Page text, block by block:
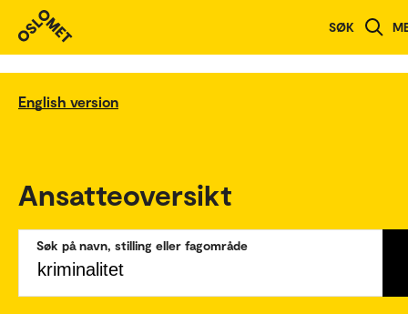
SØK
English version
Ansatteoversikt
Søk på navn, stilling eller fagområde